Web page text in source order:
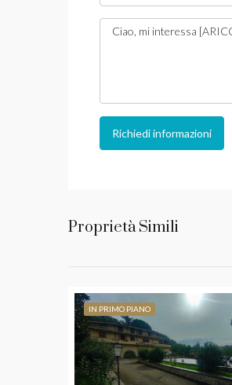
Richiedi informazioni
Proprietà Simili
IN PRIMO PIANO